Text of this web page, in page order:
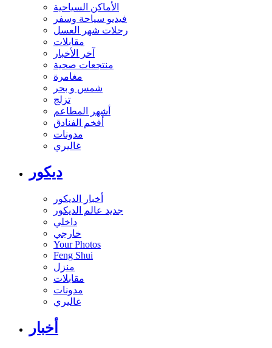
الأماكن السياحية
فيديو سياحة وسفر
رحلات شهر العسل
مقابلات
آخر الأخبار
منتجعات صحية
مغامرة
شمس و بحر
تزلج
أشهر المطاعم
أفخم الفنادق
مدونات
غاليري
ديكور
أخبار الديكور
جديد عالم الديكور
داخلي
خارجي
Your Photos
Feng Shui
منزل
مقابلات
مدونات
غاليري
أخبار